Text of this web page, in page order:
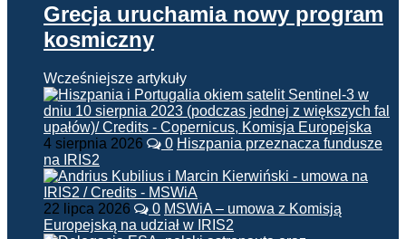
Grecja uruchamia nowy program
kosmiczny
Wcześniejsze artykuły
4 sierpnia 2026 0 Hiszpania przeznacza fundusze
na IRIS2
22 lipca 2026 0 MSWiA – umowa z Komisją
Europejską na udział w IRIS2